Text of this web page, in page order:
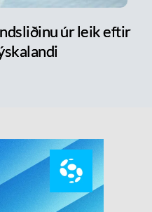
úr leik eftir